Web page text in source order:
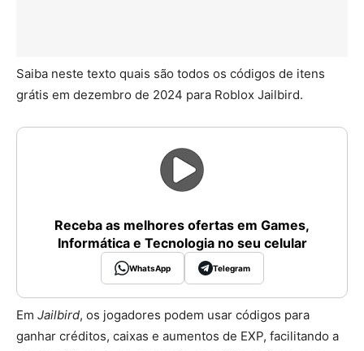
Saiba neste texto quais são todos os códigos de itens
grátis em dezembro de 2024 para Roblox Jailbird.
Receba as melhores ofertas em Games,
Informática e Tecnologia no seu celular
WhatsApp Telegram
Em Jailbird, os jogadores podem usar códigos para
ganhar créditos, caixas e aumentos de EXP, facilitando a